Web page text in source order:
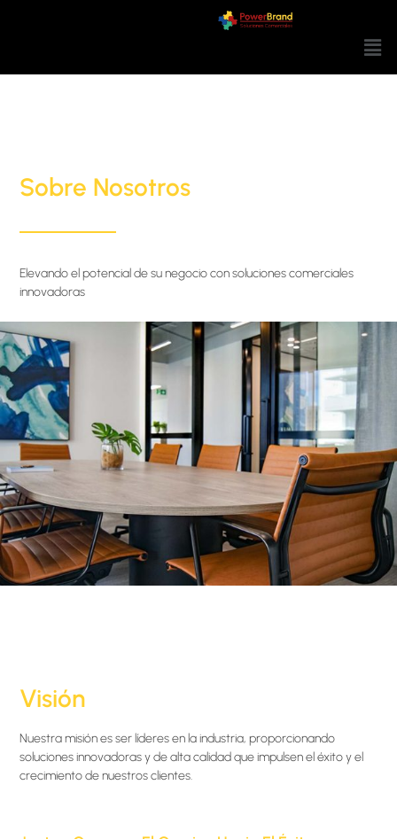
Sobre Nosotros
Elevando el potencial de su negocio con soluciones comerciales
innovadoras
Visión
Nuestra misión es ser líderes en la industria, proporcionando
soluciones innovadoras y de alta calidad que impulsen el éxito y el
crecimiento de nuestros clientes.